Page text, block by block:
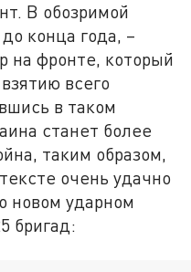
В обозримой
конца года, –
на фронте, который
всего
в таком
станет более
таким образом,
очень удачно
новом ударном
бригад: